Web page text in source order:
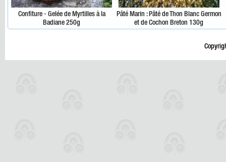
Confiture - Gelée de Myrtilles à la
Badiane 250g
Pâté Marin : Pâté de Thon Blanc Germon
et de Cochon Breton 130g